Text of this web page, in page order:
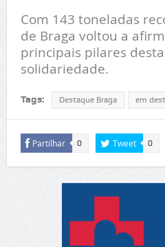
Com 143 toneladas
de Braga voltou a
principais pilares
solidariedade.
Tags: Destaque Braga em
Partilhar 0 Tweet 0